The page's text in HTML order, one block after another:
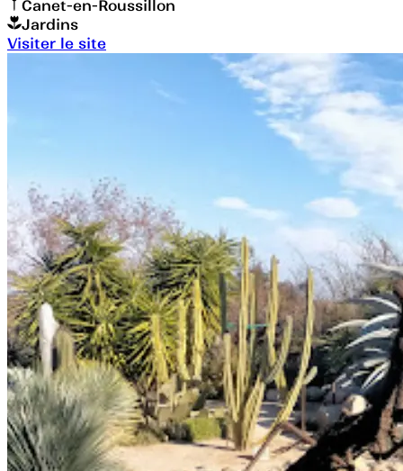
Canet-en-Roussillon
Jardins
Visiter le site